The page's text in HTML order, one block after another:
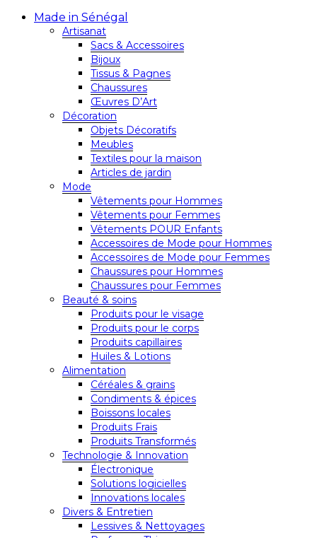
Made in Sénégal
Artisanat
Sacs & Accessoires
Bijoux
Tissus & Pagnes
Chaussures
Œuvres D’Art
Décoration
Objets Décoratifs
Meubles
Textiles pour la maison
Articles de jardin
Mode
Vêtements pour Hommes
Vêtements pour Femmes
Vêtements POUR Enfants
Accessoires de Mode pour Hommes
Accessoires de Mode pour Femmes
Chaussures pour Hommes
Chaussures pour Femmes
Beauté & soins
Produits pour le visage
Produits pour le corps
Produits capillaires
Huiles & Lotions
Alimentation
Céréales & grains
Condiments & épices
Boissons locales
Produits Frais
Produits Transformés
Technologie & Innovation
Électronique
Solutions logicielles
Innovations locales
Divers & Entretien
Lessives & Nettoyages